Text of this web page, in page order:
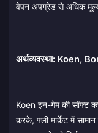
वेपन अपग्रेड से अधिक
अर्थव्यवस्था: Koen,
Koen इन-गेम की सॉफ्ट
करके, फ्ली मार्केट में